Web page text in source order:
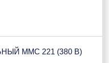
ММС 221 (380 В)